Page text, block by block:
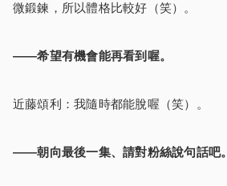
微鍛鍊，所以體格比較好（笑）。
――希望有機會能再看到喔。
近藤頌利：我隨時都能脫喔（笑）。
――朝向最後一集、請對粉絲說句話吧。